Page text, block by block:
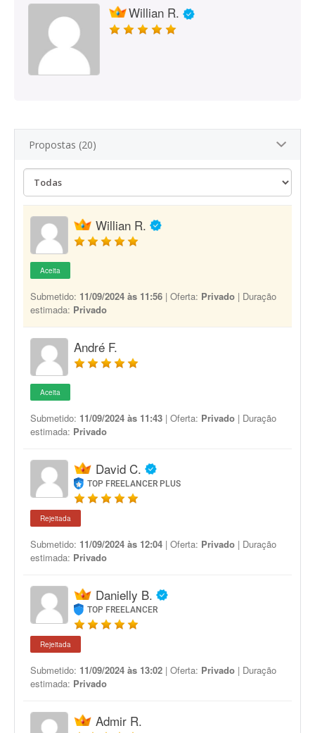
Willian R.
Propostas (20)
Willian R.
Aceita
Submetido: 11/09/2024 às 11:56 | Oferta: Privado | Duração
estimada: Privado
André F.
Aceita
Submetido: 11/09/2024 às 11:43 | Oferta: Privado | Duração
estimada: Privado
David C.
TOP FREELANCER PLUS
Rejeitada
Submetido: 11/09/2024 às 12:04 | Oferta: Privado | Duração
estimada: Privado
Danielly B.
TOP FREELANCER
Rejeitada
Submetido: 11/09/2024 às 13:02 | Oferta: Privado | Duração
estimada: Privado
Admir R.